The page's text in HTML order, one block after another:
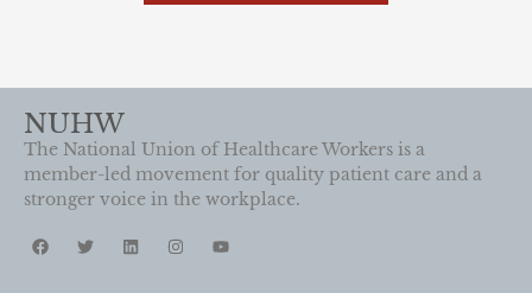
NUHW
The National Union of Healthcare Workers is a
member-led movement for quality patient care and a
stronger voice in the workplace.